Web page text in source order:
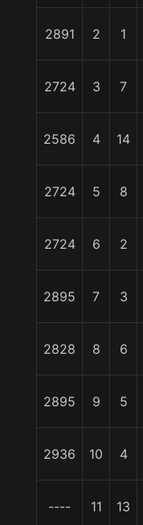
2891 2 1
2724 3 7
2586 4 14
2724 5 8
2724 6 2
2895 7 3
2828 8 6
2895 9 5
2936 10 4
---- 11 13